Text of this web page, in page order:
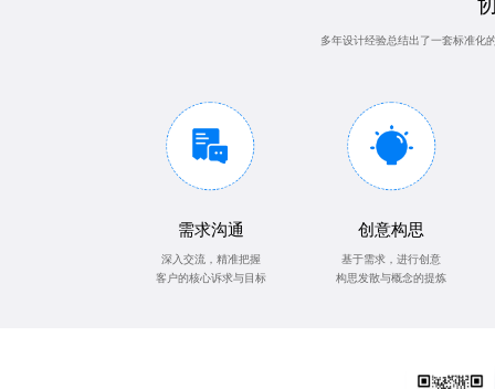
多年设计经验总结出了一套标准化
需求沟通
深入交流，精准把握
客户的核心诉求与目标
创意构思
基于需求，进行创意
构思发散与概念的提炼